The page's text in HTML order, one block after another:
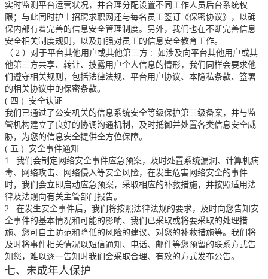
实时监测平台运营状况，并合理分配设置不同工作人员后台系统权
限；与此同时护士招聘求职网还与每名员工签订《保密协议》，以确
保内部有着完善的信息安全管理制度。另外，我们也在不断完善信息
安全相关制度规则，以及加强对员工的信息安全教育工作。
（ 2 ）对于平台其他用户或其他第三方 : 如涉及向平台其他用户或其
他第三方共享、转让、披露用户个人信息的情形，我们同样会要求他
们遵守相关规则，包括法律法规、平台用户协议、本隐私条款、签署
的相关协议中的保密条款。
( 四 )
安全认证
我们已通过了公安机关的信息系统安全等级保护第三级备案，并与监
管机构建立了良好的协调沟通机制，及时抵御并处置各类信息安全威
胁，为您的信息安全提供全方位保障。
( 五 )
安全事件通知
1. 我们会制定网络安全事件应急预案，及时处置系统漏洞、计算机病
毒、网络攻击、网络侵入等安全风险，在发生危害网络安全的事件
时，我们会立即启动应急预案，采取相应的补救措施，并按照适用法
律及法规向有关主管部门报告。
2. 在发生安全事件后，我们将按照法律法规的要求，及时向您告知安
全事件的基本情况和可能的影响、我们已采取或将要采取的处理措
施、您可自主防范和降低的风险的建议、对您的补救措施等。我们将
及时将事件相关情况以短信通知、电话、邮件等您预留的联系方式告
知您，难以逐一告知时我们会采取合理、有效的方式发布公告。
七、未成年人保护